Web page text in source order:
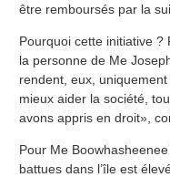
être remboursés par la
Pourquoi cette initiative ?
la personne de Me
rendent, eux,
mieux aider la société,
avons appris en droit»,
Pour Me
battues dans l’île est